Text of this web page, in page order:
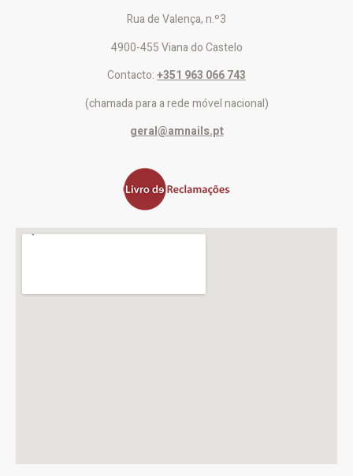
Rua de Valença, n.º3
4900-455 Viana do Castelo
Contacto:+351 963 066 743
(chamada para a rede móvel nacional)
geral@amnails.pt